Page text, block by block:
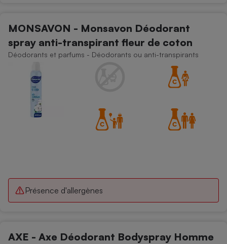
MONSAVON - Monsavon Déodorant
spray anti-transpirant fleur de coton
Déodorants et parfums - Déodorants ou anti-transpirants
Présence d'allergènes
AXE - Axe Déodorant Bodyspray Homme